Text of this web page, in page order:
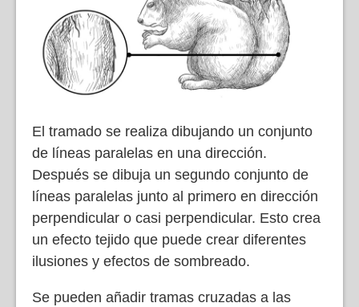
El tramado se realiza dibujando un conjunto
de líneas paralelas en una dirección.
Después se dibuja un segundo conjunto de
líneas paralelas junto al primero en dirección
perpendicular o casi perpendicular. Esto crea
un efecto tejido que puede crear diferentes
ilusiones y efectos de sombreado.
Se pueden añadir tramas cruzadas a las